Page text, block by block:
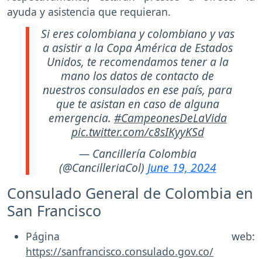
ayuda y asistencia que requieran.
Si eres colombiana y colombiano y vas
a asistir a la Copa América de Estados
Unidos, te recomendamos tener a la
mano los datos de contacto de
nuestros consulados en ese país, para
que te asistan en caso de alguna
emergencia. #CampeonesDeLaVida
pic.twitter.com/c8sIKyyKSd
— Cancillería Colombia
(@CancilleriaCol) June 19, 2024
Consulado General de Colombia en
San Francisco
Página web:
https://sanfrancisco.consulado.gov.co/